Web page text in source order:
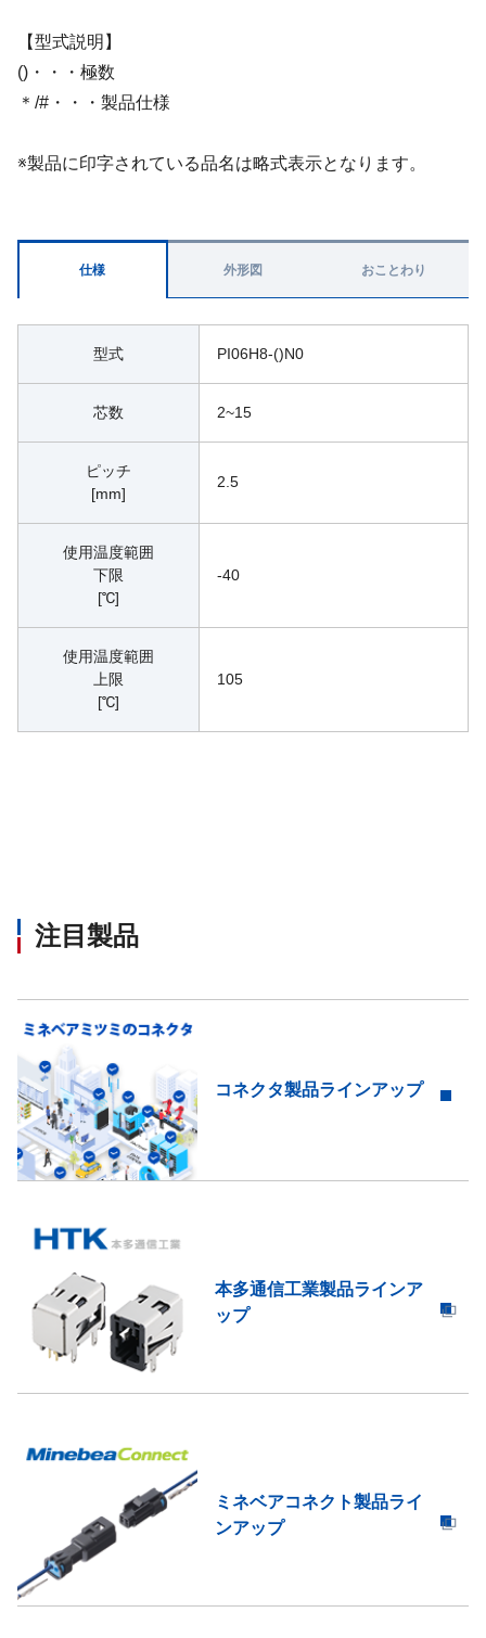
【型式説明】
()・・・極数
＊/#・・・製品仕様
※製品に印字されている品名は略式表示となります。
仕様
型式 PI06H8-()N0
芯数 2~15
ピッチ
[mm]
2.5
使用温度範囲
下限
[℃]
-40
使用温度範囲
上限
[℃]
105
外形図 おことわり
注目製品
コネクタ製品ラインアップ
本多通信工業製品ラインア
ップ
ミネベアコネクト製品ライ
ンアップ